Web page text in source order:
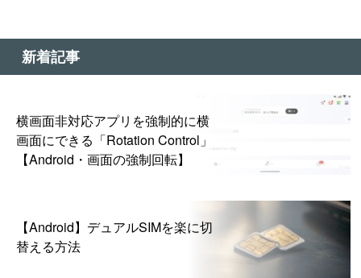
新着記事
横画面非対応アプリを強制的に横
画面にできる「Rotation Control」
【Android・画面の強制回転】
【Android】デュアルSIMを楽に切
替える方法